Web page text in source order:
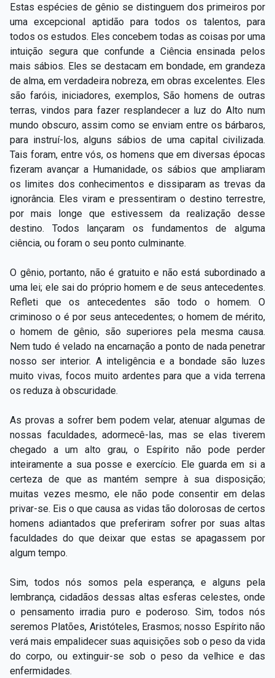
Estas espécies de gênio se distinguem dos primeiros por
uma excepcional aptidão para todos os talentos, para
todos os estudos. Eles concebem todas as coisas por uma
intuição segura que confunde a Ciência ensinada pelos
mais sábios. Eles se destacam em bondade, em grandeza
de alma, em verdadeira nobreza, em obras excelentes. Eles
são faróis, iniciadores, exemplos, São homens de outras
terras, vindos para fazer resplandecer a luz do Alto num
mundo obscuro, assim como se enviam entre os bárbaros,
para instruí-los, alguns sábios de uma capital civilizada.
Tais foram, entre vós, os homens que em diversas épocas
fizeram avançar a Humanidade, os sábios que ampliaram
os limites dos conhecimentos e dissiparam as trevas da
ignorância. Eles viram e pressentiram o destino terrestre,
por mais longe que estivessem da realização desse
destino. Todos lançaram os fundamentos de alguma
ciência, ou foram o seu ponto culminante.
O gênio, portanto, não é gratuito e não está subordinado a
uma lei; ele sai do próprio homem e de seus antecedentes.
Refleti que os antecedentes são todo o homem. O
criminoso o é por seus antecedentes; o homem de mérito,
o homem de gênio, são superiores pela mesma causa.
Nem tudo é velado na encarnação a ponto de nada penetrar
nosso ser interior. A inteligência e a bondade são luzes
muito vivas, focos muito ardentes para que a vida terrena
os reduza à obscuridade.
As provas a sofrer bem podem velar, atenuar algumas de
nossas faculdades, adormecê-las, mas se elas tiverem
chegado a um alto grau, o Espírito não pode perder
inteiramente a sua posse e exercício. Ele guarda em si a
certeza de que as mantém sempre à sua disposição;
muitas vezes mesmo, ele não pode consentir em delas
privar-se. Eis o que causa as vidas tão dolorosas de certos
homens adiantados que preferiram sofrer por suas altas
faculdades do que deixar que estas se apagassem por
algum tempo.
Sim, todos nós somos pela esperança, e alguns pela
lembrança, cidadãos dessas altas esferas celestes, onde
o pensamento irradia puro e poderoso. Sim, todos nós
seremos Platões, Aristóteles, Erasmos; nosso Espírito não
verá mais empalidecer suas aquisições sob o peso da vida
do corpo, ou extinguir-se sob o peso da velhice e das
enfermidades.